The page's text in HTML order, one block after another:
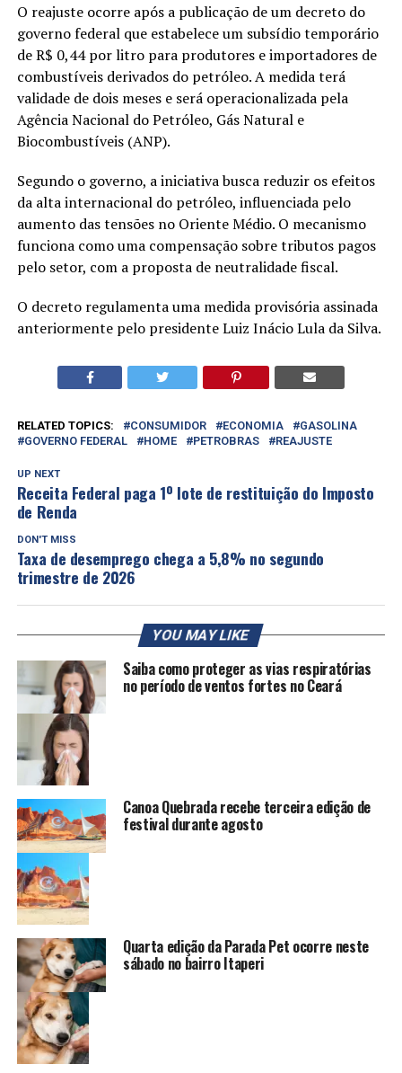
O reajuste ocorre após a publicação de um decreto do
governo federal que estabelece um subsídio temporário
de R$ 0,44 por litro para produtores e importadores de
combustíveis derivados do petróleo. A medida terá
validade de dois meses e será operacionalizada pela
Agência Nacional do Petróleo, Gás Natural e
Biocombustíveis (ANP).
Segundo o governo, a iniciativa busca reduzir os efeitos
da alta internacional do petróleo, influenciada pelo
aumento das tensões no Oriente Médio. O mecanismo
funciona como uma compensação sobre tributos pagos
pelo setor, com a proposta de neutralidade fiscal.
O decreto regulamenta uma medida provisória assinada
anteriormente pelo presidente Luiz Inácio Lula da Silva.
RELATED TOPICS: CONSUMIDOR ECONOMIA
GASOLINA
GOVERNO FEDERAL
HOME PETROBRAS REAJUSTE
UP NEXT
Receita Federal paga 1º lote de restituição do Imposto
de Renda
DON'T MISS
Taxa de desemprego chega a 5,8% no segundo
trimestre de 2026
YOU MAY LIKE
Saiba como proteger as vias respiratórias
no período de ventos fortes no Ceará
Canoa Quebrada recebe terceira edição de
festival durante agosto
Quarta edição da Parada Pet ocorre neste
sábado no bairro Itaperi